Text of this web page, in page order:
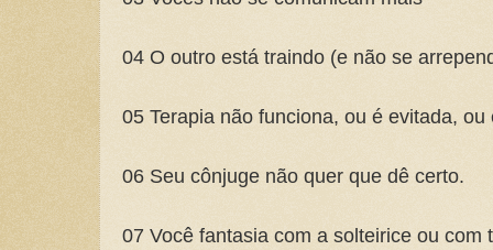
04 O outro está traindo (e não se
05 Terapia não funciona, ou é evitada, ou
06 Seu cônjuge não quer que dê certo.
07 Você fantasia com a solteirice ou com